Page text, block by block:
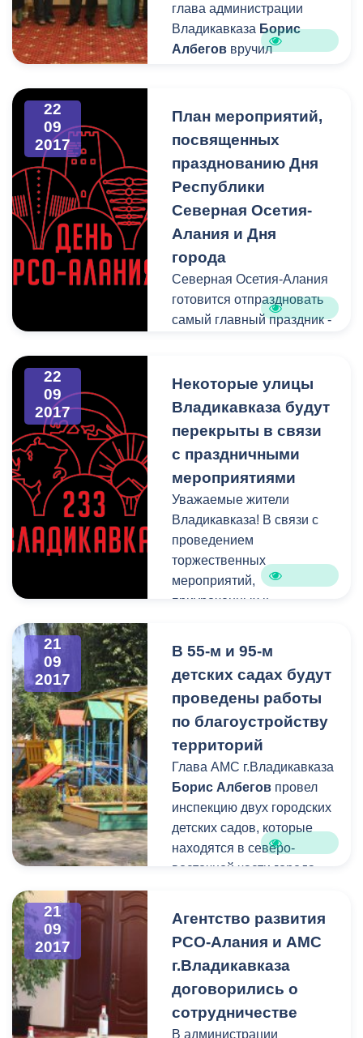
глава администрации
Владикавказа Борис
Албегов вручил
столицы Северной
благоустроили свои
прилегающие территории
и тем самым внесли
весомый вклад в развитие
городской среды.
22
09
2017
План мероприятий,
посвященных
празднованию Дня
Республики
Северная Осетия-
Алания и Дня
города
Северная Осетия-Алания
готовится отпраздновать
самый главный праздник -
Вниманию жителей
представлен подробный
которые пройдут 24
сентября 2017 года в
столице Северной
Осетии.
22
09
2017
Некоторые улицы
Владикавказа будут
перекрыты в связи
с праздничными
мероприятиями
Уважаемые жители
Владикавказа! В связи с
проведением
торжественных
мероприятий,
приуроченных к
города Владикавказ,24
сентября 2017 года с
целью обеспечения
дополнительной
безопасности, в столице
республики будет
перекрыт ряд улиц.
21
09
2017
В 55-м и 95-м
детских садах будут
проведены работы
по благоустройству
территорий
Глава АМС г.Владикавказа
Борис Албегов провел
инспекцию двух городских
детских садов, которые
находятся в северо-
восточной части города.
учреждения №№ 55 и 95.
21
09
2017
Агентство развития
РСО-Алания и АМС
г.Владикавказа
договорились о
сотрудничестве
Вадминистрации